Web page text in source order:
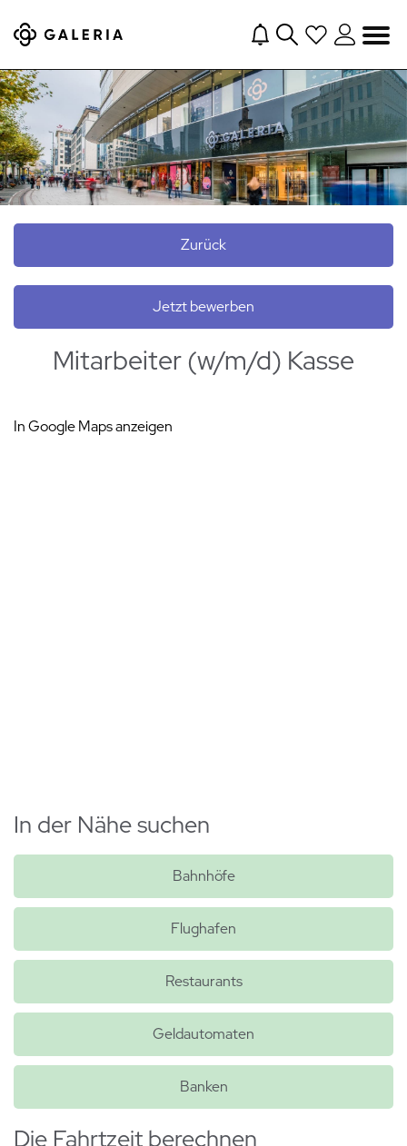
Navigation
Zurück
Jetzt bewerben
Mitarbeiter (w/m/d) Kasse
In Google Maps anzeigen
In der Nähe suchen
Bahnhöfe
Flughafen
Restaurants
Geldautomaten
Banken
Die Fahrtzeit berechnen